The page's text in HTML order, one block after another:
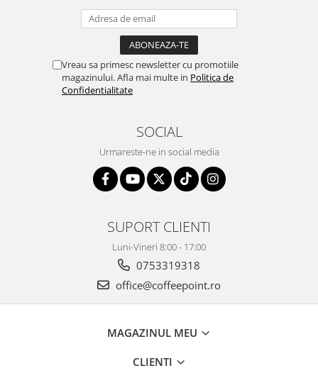
Vreau sa primesc newsletter cu promotiile
magazinului. Afla mai multe in Politica de
Confidentialitate
SOCIAL
Urmareste-ne in social media
SUPORT CLIENTI
Luni-Vineri 8:00 - 17:00
0753319318
office@coffeepoint.ro
MAGAZINUL MEU
CLIENTI